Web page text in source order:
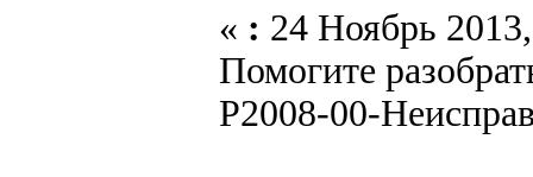
« : 24 Ноябрь
Помогите
P2008-00-